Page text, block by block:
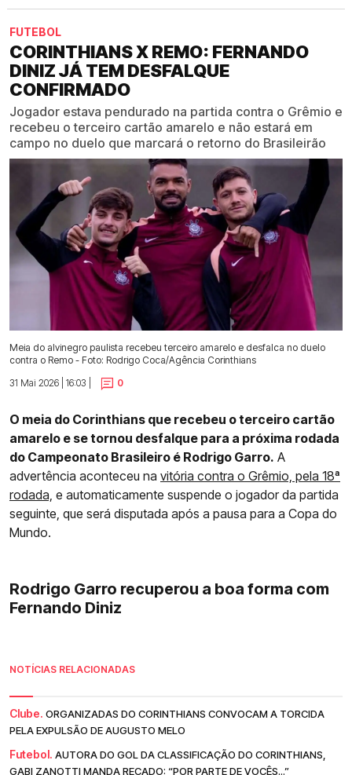
FUTEBOL
CORINTHIANS X REMO: FERNANDO
DINIZ JÁ TEM DESFALQUE
CONFIRMADO
Jogador estava pendurado na partida contra o Grêmio e
recebeu o terceiro cartão amarelo e não estará em
campo no duelo que marcará o retorno do Brasileirão
Meia do alvinegro paulista recebeu terceiro amarelo e desfalca no duelo
contra o Remo - Foto: Rodrigo Coca/Agência Corinthians
31 Mai 2026 | 16:03 |
0
O meia do Corinthians que recebeu o terceiro cartão
amarelo e se tornou desfalque para a próxima rodada
do Campeonato Brasileiro é Rodrigo Garro. A
advertência aconteceu na vitória contra o Grêmio, pela 18ª
rodada, e automaticamente suspende o jogador da partida
seguinte, que será disputada após a pausa para a Copa do
Mundo.
Rodrigo Garro recuperou a boa forma com
Fernando Diniz
NOTÍCIAS RELACIONADAS
Clube. ORGANIZADAS DO CORINTHIANS CONVOCAM A TORCIDA
PELA EXPULSÃO DE AUGUSTO MELO
Futebol. AUTORA DO GOL DA CLASSIFICAÇÃO DO CORINTHIANS,
GABI ZANOTTI MANDA RECADO: “POR PARTE DE VOCÊS...”